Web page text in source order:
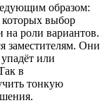
образом:
которых выбор
на роли вариантов.
заместителям. Они
или
в
тонкую